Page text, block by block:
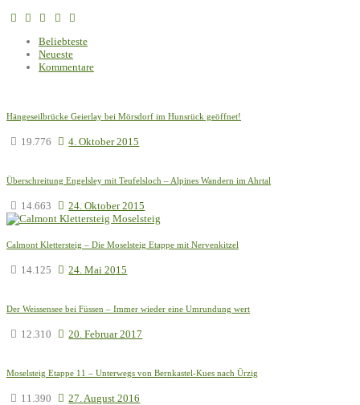
Beliebteste
Neueste
Kommentare
Hängeseilbrücke Geierlay bei Mörsdorf im Hunsrück geöffnet!
19.776 4. Oktober 2015
Überschreitung Engelsley mit Teufelsloch – Alpines Wandern im Ahrtal
14.663 24. Oktober 2015
Calmont Klettersteig – Die Moselsteig Etappe mit Nervenkitzel
14.125 24. Mai 2015
Der Weissensee bei Füssen – Immer wieder eine Umrundung wert
12.310 20. Februar 2017
Moselsteig Etappe 11 – Unterwegs von Bernkastel-Kues nach Ürzig
11.390 27. August 2016